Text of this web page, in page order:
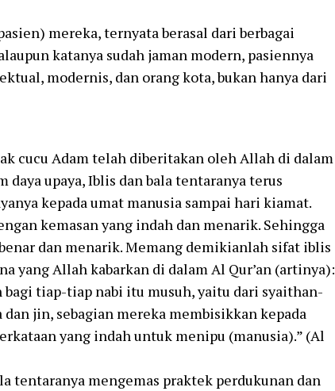
mereka, ternyata berasal dari berbagai
katanya sudah jaman modern, pasiennya
modernis, dan orang kota, bukan hanya dari
cucu Adam telah diberitakan oleh Allah di dalam
daya upaya, Iblis dan bala tentaranya terus
kepada umat manusia sampai hari kiamat.
kemasan yang indah dan menarik. Sehingga
dan menarik. Memang demikianlah sifat iblis
yang Allah kabarkan di dalam Al Qur’an (artinya):
tiap-tiap nabi itu musuh, yaitu dari syaithan-
jin, sebagian mereka membisikkan kepada
yang indah untuk menipu (manusia).” (Al
tentaranya mengemas praktek perdukunan dan